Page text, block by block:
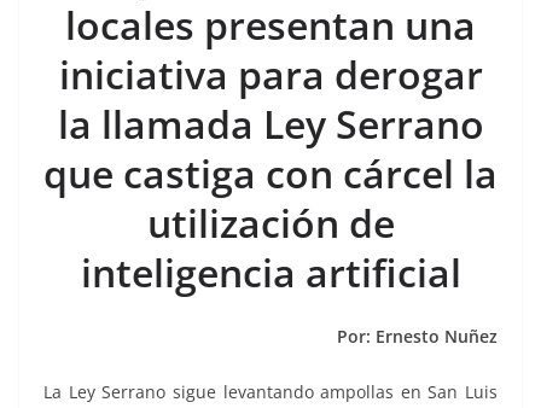
o
o
k
p
p
n
k
m
locales presentan una
iniciativa para derogar
la llamada Ley Serrano
que castiga con cárcel la
utilización de
inteligencia artificial
Por: Ernesto Nuñez
La Ley Serrano sigue levantando ampollas en San Luis